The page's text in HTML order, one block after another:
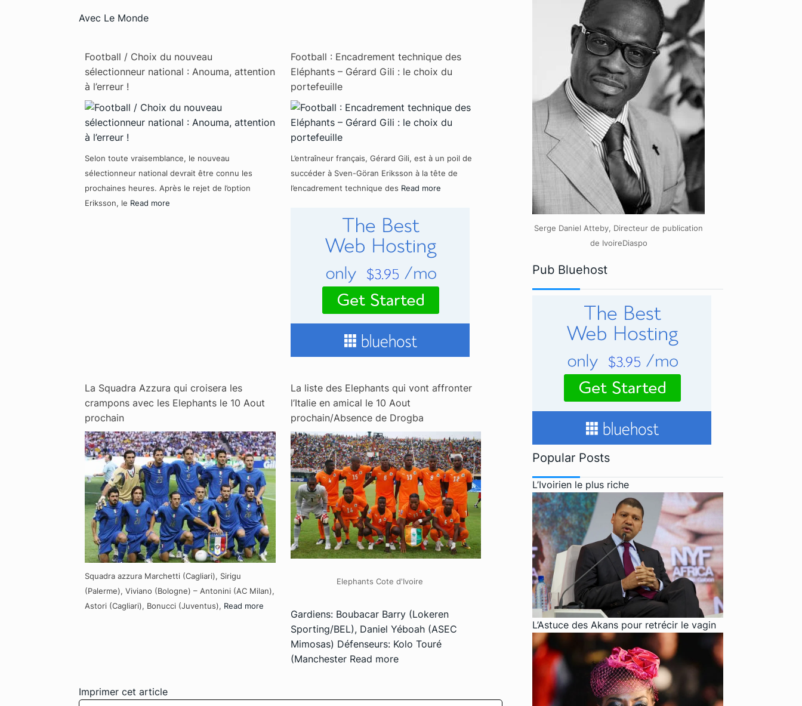
Avec Le Monde
Football / Choix du nouveau
sélectionneur national : Anouma, attention
à l’erreur !
Selon toute vraisemblance, le nouveau
sélectionneur national devrait être connu les
prochaines heures. Après le rejet de l’option
Eriksson, le Read more
Football : Encadrement technique des
Eléphants – Gérard Gili : le choix du
portefeuille
L’entraîneur français, Gérard Gili, est à un poil de
succéder à Sven-Göran Eriksson à la tête de
l’encadrement technique des Read more
La Squadra Azzura qui croisera les
crampons avec les Elephants le 10 Aout
prochain
Squadra azzura Marchetti (Cagliari), Sirigu
(Palerme), Viviano (Bologne) – Antonini (AC Milan),
Astori (Cagliari), Bonucci (Juventus), Read more
La liste des Elephants qui vont affronter
l’Italie en amical le 10 Aout
prochain/Absence de Drogba
Elephants Cote d'Ivoire
Gardiens: Boubacar Barry (Lokeren
Sporting/BEL), Daniel Yéboah (ASEC
Mimosas) Défenseurs: Kolo Touré
(Manchester Read more
Imprimer cet article
Serge Daniel Atteby, Directeur de publication
de IvoireDiaspo
Pub Bluehost
Popular Posts
L’Ivoirien le plus riche
L’Astuce des Akans pour retrécir le vagin